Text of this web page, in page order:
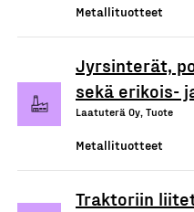
Metallituotteet
Jyrsinterät,
sekä erikois-
Laatuterä Oy, Tuote
Metallituotteet
Traktoriin